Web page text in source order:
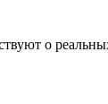
о